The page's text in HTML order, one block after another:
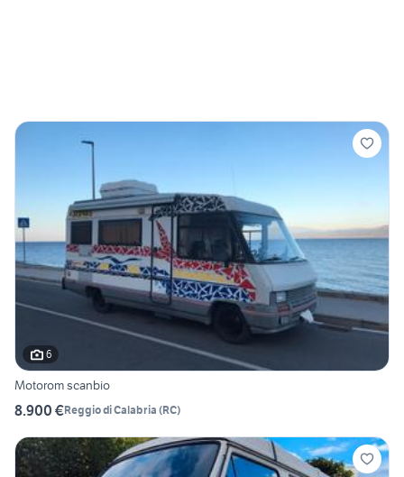
6
Motorom scanbio
8.900 €Reggio di Calabria (RC)